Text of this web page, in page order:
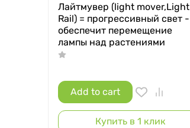
Лайтмувер (light mover,Light
Rail) = прогрессивный свет -
обеспечит перемещение
лампы над растениями
Add to cart
Купить в 1 клик